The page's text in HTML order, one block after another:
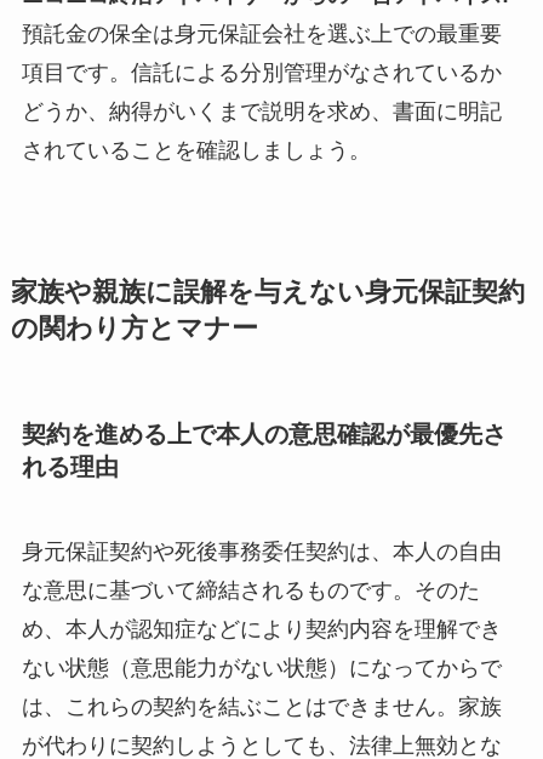
預託金の保全は身元保証会社を選ぶ上での最重要
項目です。信託による分別管理がなされているか
どうか、納得がいくまで説明を求め、書面に明記
されていることを確認しましょう。
家族や親族に誤解を与えない身元保証契約
の関わり方とマナー
契約を進める上で本人の意思確認が最優先さ
れる理由
身元保証契約や死後事務委任契約は、本人の自由
な意思に基づいて締結されるものです。そのた
め、本人が認知症などにより契約内容を理解でき
ない状態（意思能力がない状態）になってからで
は、これらの契約を結ぶことはできません。家族
が代わりに契約しようとしても、法律上無効とな